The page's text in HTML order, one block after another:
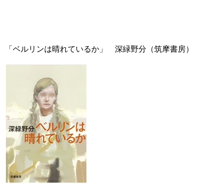
「ベルリンは晴れているか」 深緑野分（筑摩書房）